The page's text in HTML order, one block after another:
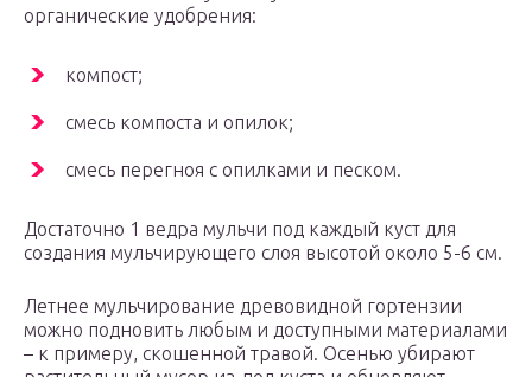
органические удобрения:
компост;
смесь компоста и опилок;
смесь перегноя с опилками и песком.
Достаточно 1 ведра мульчи под каждый куст для
создания мульчирующего слоя высотой около 5-6 см.
Летнее мульчирование древовидной гортензии
можно подновить любым и доступными материалами
– к примеру, скошенной травой. Осенью убирают